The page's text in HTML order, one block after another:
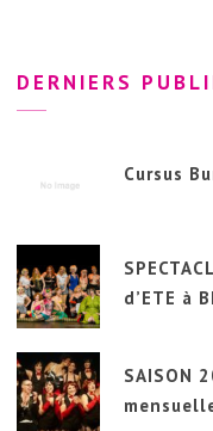
DERNIERS
Cursus
d’ETE à
SAISON